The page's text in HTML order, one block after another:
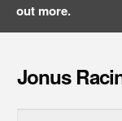
innhold
Jonus
out more.